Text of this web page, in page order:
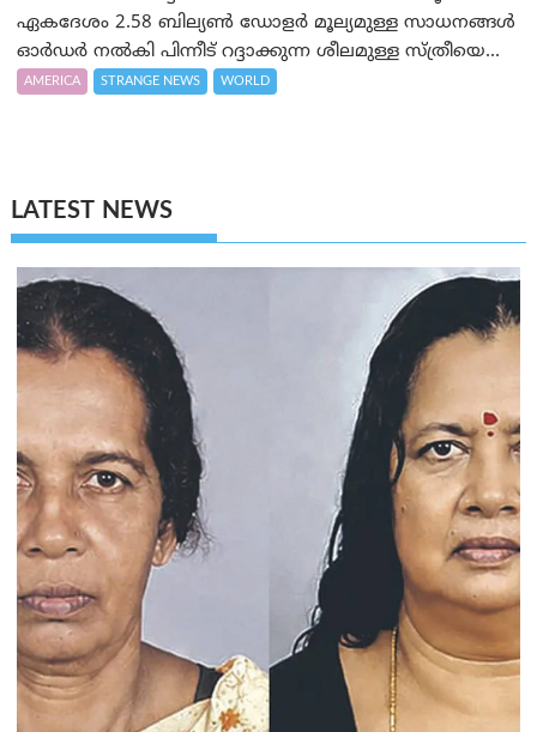
ഏകദേശം 2.58 ബില്യൺ ഡോളർ മൂല്യമുള്ള സാധനങ്ങള്‍
ഓര്‍ഡര്‍ നല്‍കി പിന്നീട് റദ്ദാക്കുന്ന ശീലമുള്ള സ്ത്രീയെ...
AMERICA STRANGE NEWS WORLD
LATEST NEWS